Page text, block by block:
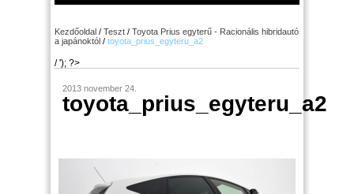
Kezdőoldal / Teszt / Toyota Prius egyterű - Racionális hibridautó
a japánoktól / toyota_prius_egyteru_a2
/ '); ?>
2013 november 24.
toyota_prius_egyteru_a2